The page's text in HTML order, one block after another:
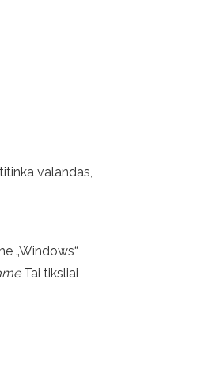
valandas,
„Windows“
Tai tiksliai